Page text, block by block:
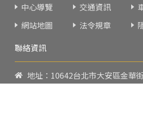
中心導覽
交通資訊
網站地圖
法令規章
聯絡資訊
地址：10642台北市大安區金華